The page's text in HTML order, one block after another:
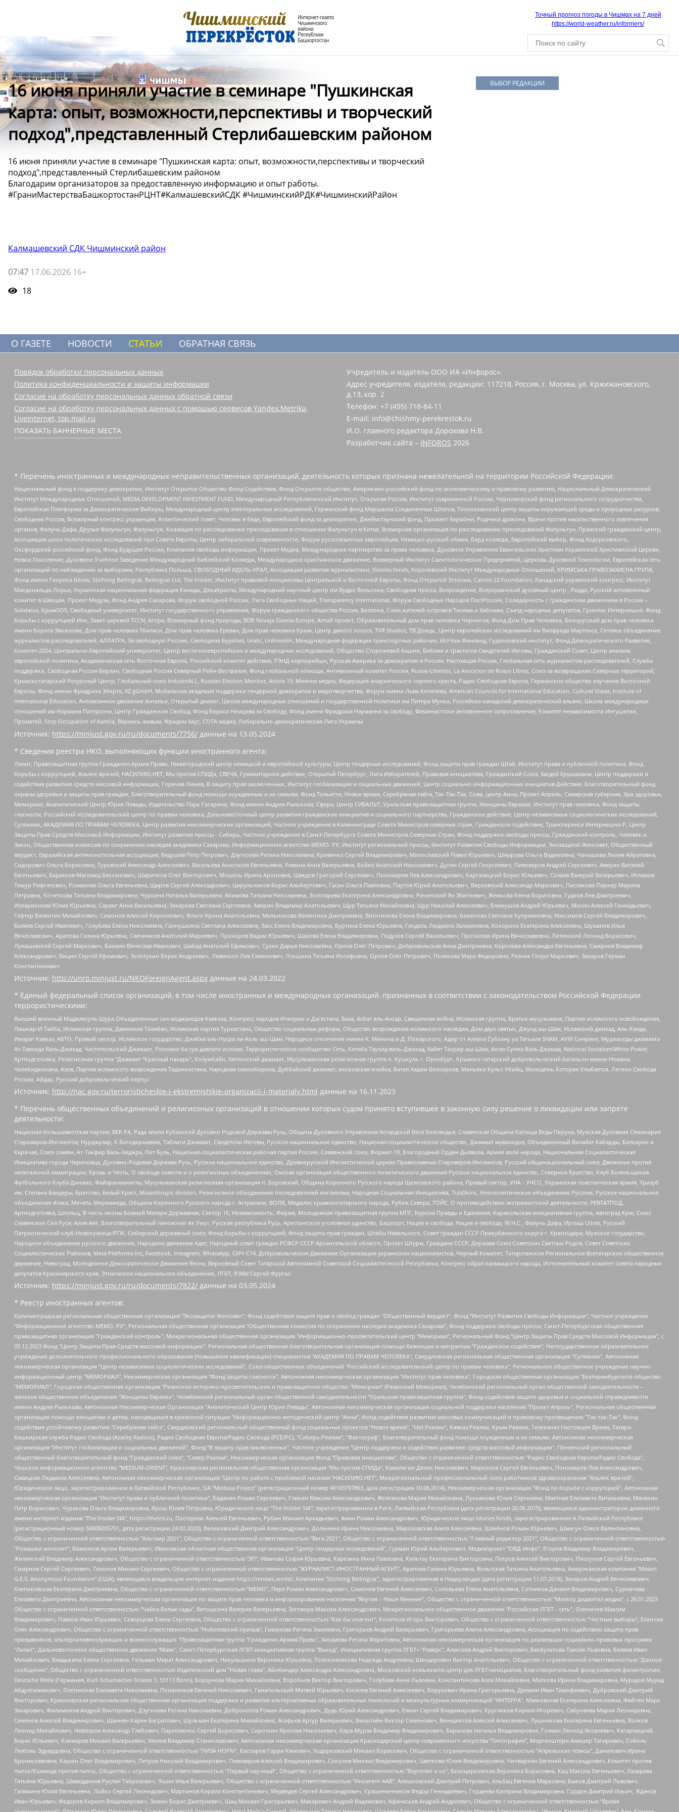
Точный прогноз погоды в Чишмах на 7 дней
https://world-weather.ru/informers/
16 июня приняли участие в семинаре "Пушкинская
карта: опыт, возможности,перспективы и творческий
подход",представленный Стерлибашевским районом
16 июня приняли участие в семинаре "Пушкинская карта: опыт, возможности,перспективы и творческий
подход",представленный Стерлибашевским районом
Благодарим организаторов за предоставленную информацию и опыт работы.
#ГраниМастерстваБашкортостанРЦНТ#КалмашевскийСДК #ЧишминскийРДК#ЧишминскийРайон
Калмашевский СДК Чишминский район
07:47 17.06.2026 16+
18
ВЫБОР РЕДАКЦИИ
О ГАЗЕТЕ НОВОСТИ СТАТЬИ ОБРАТНАЯ СВЯЗЬ
Порядок обработки персональных данных
Политика конфиденциальности и защиты информации
Согласие на обработку персональных данных обратной связи
Согласие на обработку персональных данных с помощью сервисов Yandex.Metrika,
LiveInternet, top.mail.ru
ПОКАЗАТЬ БАННЕРНЫЕ МЕСТА
Учредитель и издатель ООО ИА «Инфорос».
Адрес учредителя, издателя, редакции: 117218, Россия, г. Москва, ул. Кржижановского,
д.13, кор. 2
Телефон: +7 (495) 718-84-11
E-mail: info@chishmy-perekrestok.ru
И.О. главного редактора Дорохова Н.В.
Разработчик сайта – INFOROS 2026
* Перечень иностранных и международных неправительственных организаций, деятельность которых признана нежелательной на территории Российской Федерации:
Национальный фонд в поддержку демократии, Институт Открытое Общество Фонд Содействия, Фонд Открытое общество, Американо-российский фонд по экономическому и правовому развитию, Национальный Демократический
Институт Международных Отношений, MEDIA DEVELOPMENT INVESTMENT FUND, Международный Республиканский Институт, Открытая Россия, Институт современной России, Черноморский фонд регионального сотрудничества,
Европейская Платформа за Демократические Выборы, Международный центр электоральных исследований, Германский фонд Маршалла Соединенных Штатов, Тихоокеанский центр защиты окружающей среды и природных ресурсов,
Свободная Россия, Всемирный конгресс украинцев, Атлантический совет, Человек в беде, Европейский фонд за демократию, Джеймстаунский фонд, Прожект Хармони, Родники дракона, Врачи против насильственного извлечения
органов, Фалунь Дафа, Друзья Фалуньгун, Фалуньгун, Коалиция по расследованию преследования в отношении Фалуньгун в Китае, Всемирная организация по расследованию преследований Фалуньгун, Пражский гражданский центр,
Ассоциация школ политических исследований при Совете Европы, Центр либеральной современности, Форум русскоязычных европейцев, Немецко-русский обмен, Бард колледж, Европейский выбор, Фонд Ходорковского,
Оксфордский российский фонд, Фонд Будущее России, Компания свободы информации, Проект Медиа, Международное партнерство за права человека, Духовное Управление Евангельских Христиан Украинской Христианской Церкви,
Новое Поколение, Духовное Учебное Заведение Международный Библейский Колледж, Международное христианское движение, Всемирный Институт Саентологических Предприятий, Церковь Духовной Технологии, Европейская сеть
организаций по наблюдению за выборами, Республика Польша, СВОБОДНЫЙ ИДЕЛЬ-УРАЛ, Ассоциация развития журналистики, IStories fonds, Королевский Институт Международных Отношений, КРИМСЬКА ПРАВОЗАХИСНА ГРУПА,
Фонд имени Генриха Бёлля, Stichting Bellingcat, Bellingcat Ltd, The Insider, Институт правовой инициативы Центральной и Восточной Европы, Фонд Открытой Эстонии, Calvert 22 Foundation, Канадский украинский конгресс, Институт
Макдональда-Лорье, Украинская национальная федерация Канады, Декабристы, Международный научный центр им Вудро Вильсона, Свободная пресса, Возрождение, Всеукраинский духовный центр , Риддл, Русский антивоенный
комитет в Швеции, Проект Медуза, Фонд Андрея Сахарова, Форум свободной России, Лига Свободных Наций, Transparеncy International, Форум Свободных Народов ПостРоссии, Солидарность с гражданским движением в России –
Solidarus, КрымSOS, Свободный университет, Институт государственного управления, Форум гражданского общества Россия, Беллона, Союз жителей островов Тисима и Хабомаи, Съезд народных депутатов, Гринпис Интернешнл, Фонд
борьбы с коррупцией Инк, Завет церквей TCCN, Агора, Всемирный фонд природы, BDR Novaja Gazeta-Europe, Алтай проект, Образовательный дом прав человека Чернигов, Фонд Дом Прав Человека, Белорусский дом прав человека
имени Бориса Звозскова, Дом прав человека Тбилиси, Дом прав человека Ереван, Дом прав человека Крым, Центр дикого лосося, TVR Studios, ТВ Дождь, Центр европейских исследований им Вилфрида Мартенса, Сетевое объединение
журналистов расследователей, АЛЛАТРА, За свободную Россию, Свободная Бурятия, Uralic, UnKremlin, Международная федерация транспортных рабочих, ИстЧам Финланд, Гудзоновский институт, Фонд Демократического Развития,
Комитет-2024, Центрально-Европейский университет, Центр восточноевропейских и международных исследований, Общество Сторожевой башни, Библии и трактатов Свидетелей Иеговы, Гражданский Совет, Центр анализа
европейской политики, Академическая сеть Восточная Европа, Российский комитет действия, РЭНД корпорейшн, Русская Америка за демократию в России, Настоящая Россия, Глобальная сеть журналистов-расследователей, Служба
поддержки, Свободная Россия Берлин, Свободная Россия Северный Рейн-Вестфалия, Фонд глобальной помощи, Антивоенный комитет России, Russie-Libertes, La Asocicion de Rusos Libres, Союз за возвращение Северных территорий,
Крымскотатарский Ресурсный Центр, Глобальный союз IndustriALL, Russian Election Monitor, Article 19, Мнение медиа, Федерация анархического черного креста, Радио Свободная Европа, Германское общество изучения Восточной
Европы, Фонд имени Фридриха Эберта, XZ gGmbH, Мобильная академия поддержки гендерной демократии и миротворчества, Форум имени Льва Копелева, American Councils for International Education, Cultural Vistas, Institute of
International Education, Антивоенное движение Антальи, Открытый диалог, Школа международных отношений и государственной политики им Питера Мунка, Российско-канадский демократический альянс, Школа международных
отношений им Нормана Патерсона, Центр Гражданских Свобод, Фонд Бориса Немцова за Свободу, Фонд имени Фридриха Науманна за свободу, Феминистское антивоенное сопротивление, Комитет независимости Ингушетии,
Прометей, Stop Occupation of Karelia, Вернись живым, Фридом Хаус, СОТА медиа, Либерально-демократическая Лига Украины
Источник: https://minjust.gov.ru/ru/documents/7756/ данные на 13.05.2024
* Сведения реестра НКО, выполняющих функции иностранного агента:
Лилит, Правозащитная группа Гражданин.Армия.Право, Нижегородский центр немецкой и европейской культуры, Центр гендерных исследований, Фонд защиты прав граждан Штаб, Институт права и публичной политики, Фонд
борьбы с коррупцией, Альянс врачей, НАСИЛИЮ.НЕТ, Мы против СПИДа, СВЕЧА, Гуманитарное действие, Открытый Петербург, Лига Избирателей, Правовая инициатива, Гражданский Союз, Хасдей Ерушалаим, Центр поддержки и
содействия развитию средств массовой информации, Горячая Линия, В защиту прав заключенных, Институт глобализации и социальных движений, Центр социально-информационных инициатив Действие, Благотворительный фонд
охраны здоровья и защиты прав граждан, Благотворительный фонд помощи осужденным и их семьям, Фонд Тольятти, Новое время, Серебряная тайга, Так-Так-Так, Сова, центр Анна, Проект Апрель, Самарская губерния, Эра здоровья,
Мемориал, Аналитический Центр Юрия Левады, Издательство Парк Гагарина, Фонд имени Андрея Рылькова, Сфера, Центр СИБАЛЬТ, Уральская правозащитная группа, Женщины Евразии, Институт прав человека, Фонд защиты
гласности, Российский исследовательский центр по правам человека, Дальневосточный центр развития гражданских инициатив и социального партнерства, Гражданское действие, Центр независимых социологических исследований,
Сутяжник, АКАДЕМИЯ ПО ПРАВАМ ЧЕЛОВЕКА, Центр развития некоммерческих организаций, Частное учреждение в Калининграде Совета Министров северных стран, Гражданское содействие, Трансперенси Интернешнл-Р, Центр
Защиты Прав Средств Массовой Информации, Институт развития прессы - Сибирь, Частное учреждение в Санкт-Петербурге Совета Министров Северных Стран, Фонд поддержки свободы прессы, Гражданский контроль, Человек и
Закон, Общественная комиссия по сохранению наследия академика Сахарова, Информационное агентство МЕМО. РУ, Институт региональной прессы, Институт Развития Свободы Информации, Экозащита!-Женсовет, Общественный
вердикт, Евразийская антимонопольная ассоциация, Бедушев Петр Петрович, Дзугкоева Регина Николаевна, Кривенко Сергей Владимирович, Милославский Павел Юрьевич, Шнырова Ольга Вадимовна, Чанышева Лилия Айратовна,
Сидорович Ольга Борисовна, Туровский Александр Алексеевич, Васильева Анастасия Евгеньевна, Ривина Анна Валерьевна, Бойко Анатолий Николаевич, Дугин Сергей Георгиевич, Пивоваров Андрей Сергеевич, Аверин Виталий
Евгеньевич, Барахоев Магомед Бекханович, Шарипков Олег Викторович, Мошель Ирина Ароновна, Шведов Григорий Сергеевич, Пономарев Лев Александрович, Каргалицкий Борис Юльевич, Созаев Валерий Валерьевич, Исламов
Тимур Рифгатович, Романова Ольга Евгеньевна, Щаров Сергей Алексадрович, Цирульников Борис Альбертович, Гасан Ольга Павловна, Паутов Юрий Анатольевич, Верховский Александр Маркович, Пислакова-Паркер Марина
Петровна, Кочеткова Татьяна Владимировна, Чуркина Наталья Валерьевна, Акимова Татьяна Николаевна, Золотарева Екатерина Александровна, Рачинский Ян Збигневич, Жемкова Елена Борисовна, Гудков Лев Дмитриевич,
Илларионова Юлия Юрьевна, Саранг Анна Васильевна, Захарова Светлана Сергеевна, Аверин Владимир Анатольевич, Щур Татьяна Михайловна, Щур Николай Алексеевич, Блинушов Андрей Юрьевич, Мосин Алексей Геннадьевич,
Гефтер Валентин Михайлович, Симонов Алексей Кириллович, Флиге Ирина Анатольевна, Мельникова Валентина Дмитриевна, Вититинова Елена Владимировна, Баженова Светлана Куприяновна, Максимов Сергей Владимирович,
Беляев Сергей Иванович, Голубева Елена Николаевна, Ганнушкина Светлана Алексеевна, Закс Елена Владимировна, Буртина Елена Юрьевна, Гендель Людмила Залмановна, Кокорина Екатерина Алексеевна, Шуманов Илья
Вячеславович, Арапова Галина Юрьевна, Свечников Анатолий Мариевич, Прохоров Вадим Юрьевич, Шахова Елена Владимировна, Подузов Сергей Васильевич, Протасова Ирина Вячеславовна, Литинский Леонид Борисович,
Лукашевский Сергей Маркович, Бахмин Вячеслав Иванович, Шабад Анатолий Ефимович, Сухих Дарья Николаевна, Орлов Олег Петрович, Добровольская Анна Дмитриевна, Королева Александра Евгеньевна, Смирнов Владимир
Александрович, Вицин Сергей Ефимович, Золотухин Борис Андреевич, Левинсон Лев Семенович, Локшина Татьяна Иосифовна, Орлов Олег Петрович, Полякова Мара Федоровна, Резник Генри Маркович, Захаров Герман
Константинович
Источник: http://unro.minjust.ru/NKOForeignAgent.aspx данные на 24.03.2022
* Единый федеральный список организаций, в том числе иностранных и международных организаций, признанных в соответствии с законодательством Российской Федерации
террористическими:
Высший военный Маджлисуль Шура Объединенных сил моджахедов Кавказа, Конгресс народов Ичкерии и Дагестана, База, Асбат аль-Ансар, Священная война, Исламская группа, Братья-мусульмане, Партия исламского освобождения,
Лашкар-И-Тайба, Исламская группа, Движение Талибан, Исламская партия Туркестана, Общество социальных реформ, Общество возрождения исламского наследия, Дом двух святых, Джунд аш-Шам, Исламский джихад, Аль-Каида,
Имарат Кавказ, АБТО, Правый сектор, Исламское государство, Джабха аль-Нусра ли-Ахль аш-Шам, Народное ополчение имени К. Минина и Д. Пожарского, Аджр от Аллаха Субхану уа Тагьаля SHAM, АУМ Синрике, Муджахеды джамаата
Ат-Тавхида Валь-Джихад, Чистопольский Джамаат, Рохнамо ба суи давлати исломи, Террористическое сообщество Сеть, Катиба Таухид валь-Джихад, Хайят Тахрир аш-Шам, Ахлю Сунна Валь Джамаа, National Socialism/White Power,
Артподготовка, Религиозная группа “Джамаат “Красный пахарь”, Колумбайн, Хатлонский джамаат, Мусульманская религиозная группа п. Кушкуль г. Оренбург, Крымско-татарский добровольческий батальон имени Номана
Челебиджихана, Азов, Партия исламского возрождения Таджикистана, Народная самооборона, Дуббайский джамаат, московская ячейка, Батал-Хаджи Белхороев, Маньяки Культ Убийц, Молодёжь Которая Улыбается, Легион Свобода
России, Айдар, Русский добровольческий корпус
Источник: http://nac.gov.ru/terroristicheskie-i-ekstremistskie-organizacii-i-materialy.html данные на 16.11.2023
* Перечень общественных объединений и религиозных организаций в отношении которых судом принято вступившее в законную силу решение о ликвидации или запрете
деятельности:
Национал-большевистская партия, ВЕК РА, Рада земли Кубанской Духовно Родовой Державы Русь, Община Духовного Управления Асгардской Веси Беловодья, Славянская Община Капища Веды Перуна, Мужская Духовная Семинария
Староверов-Инглингов, Нурджулар, К Богодержавию, Таблиги Джамаат, Свидетели Иеговы, Русское национальное единство, Национал-социалистическое общество, Джамаат мувахидов, Объединенный Вилайат Кабарды, Балкарии и
Карачая, Союз славян, Ат-Такфир Валь-Хиджра, Пит Буль, Национал-социалистическая рабочая партия России, Славянский союз, Формат-18, Благородный Орден Дьявола, Армия воли народа, Национальная Социалистическая
Инициатива города Череповца, Духовно-Родовая Держава Русь, Русское национальное единство, Древнерусской Инглистической церкви Православных Староверов-Инглингов, Русский общенациональный союз, Движение против
нелегальной иммиграции, Кровь и Честь, О свободе совести и о религиозных объединениях, Омская организация общественного политического движения Русское национальное единство, Северное Братство, Клуб Болельщиков
Футбольного Клуба Динамо, Файзрахманисты, Мусульманская религиозная организация п. Боровский, Община Коренного Русского народа Щелковского района, Правый сектор, УНА - УНСО, Украинская повстанческая армия, Тризуб
им. Степана Бандеры, Братство, Белый Крест, Misanthropic division, Религиозное объединение последователей инглиизма, Народная Социальная Инициатива, TulaSkins, Этнополитическое объединение Русские, Русское национальное
объединение Атака, Мечеть Мирмамеда, Община Коренного Русского народа г. Астрахани, ВОЛЯ, Меджлис крымскотатарского народа, Рубеж Севера, ТОЙС, О противодействии экстремистской деятельности, РЕВТАТПОД,
Артподготовка, Штольц, В честь иконы Божией Матери Державная, Сектор 16, Независимость, Фирма, Молодежная правозащитная группа МПГ, Курсом Правды и Единения, Каракольская инициативная группа, Автоград Крю, Союз
Славянских Сил Руси, Алля-Аят, Благотворительный пансионат Ак Умут, Русская республика Русь, Арестантское уголовное единство, Башкорт, Нация и свобода, Нация и свобода, W.H.С., Фалунь Дафа, Иртыш Ultras, Русский
Патриотический клуб-Новокузнецк/РПК, Сибирский державный союз, Фонд борьбы с коррупцией, Фонд защиты прав граждан, Штабы Навального, Совет граждан СССР Прикубанского округа г. Краснодара, Мужское государство,
Народное объединение русского движения, Народное движение Адат, Народный совет граждан РСФСР СССР Архангельской области, Проект Штурм, Граждане СССР, Держава Союз Советских Светлых Родов, Совет Советских
Социалистических Районов, Meta Platforms Inc, Facebook, Instagram, WhatsApp, СИЧ-С14, Добровольческое Движение Организации украинских националистов, Черный Комитет, Татарстанское Региональное Всетатарское общественное
движение, Невоград, Молодежное Демократическое Движение Весна, Верховный Совет Татарской Автономной Советской Социалистической Республики, Конгресс ойрат-калмыцкого народа, Исполнительный комитет совета народных
депутатов Красноярского края, Этническое национальное объединение, ЛГБТ, Я.МЫ Сергей Фургал
Источник: https://minjust.gov.ru/ru/documents/7822/ данные на 03.05.2024
* Реестр иностранных агентов:
Калининградская региональная общественная организация "Экозащита!-Женсовет", Фонд содействия защите прав и свобод граждан "Общественный вердикт", Фонд "Институт Развития Свободы Информации", Частное учреждение "Информационное агентство МЕМО. РУ", Региональная общественная организация "Общественная комиссия по сохранению наследия академика Сахарова", Фонд поддержки свободы прессы, Санкт-Петербургская общественная правозащитная организация "Гражданский контроль", Межрегиональная общественная организация "Информационно-просветительский центр "Мемориал", Региональный Фонд "Центр Защиты Прав Средств Массовой Информации", с 05.12.2023 Фонд "Центр Защиты Прав Средств массовой информации", Региональная общественная благотворительная организация помощи беженцам и мигрантам "Гражданское содействие", Негосударственное образовательное учреждение дополнительного профессионального образования (повышение квалификации) специалистов "АКАДЕМИЯ ПО ПРАВАМ ЧЕЛОВЕКА", Свердловская региональная общественная организация "Сутяжник", Автономная некоммерческая организация "Центр независимых социологических исследований", Союз общественных объединений "Российский исследовательский центр по правам человека", Региональное общественное учреждение научно-информационный центр "МЕМОРИАЛ", Некоммерческая организация "Фонд защиты гласности", Автономная некоммерческая организация "Институт прав человека", Городская общественная организация "Екатеринбургское общество "МЕМОРИАЛ", Городская общественная организация "Рязанское историко-просветительское и правозащитное общество "Мемориал" (Рязанский Мемориал), Челябинский региональный орган общественной самодеятельности – женское общественное объединение "Женщины Евразии", Челябинский региональный орган общественной самодеятельности "Уральская правозащитная группа", Фонд содействия защите здоровья и социальной справедливости имени Андрея Рылькова, Автономная Некоммерческая Организация "Аналитический Центр Юрия Левады", Автономная некоммерческая организация социальной поддержки населения "Проект Апрель", Региональная общественная организация помощи женщинам и детям, находящимся в кризисной ситуации "Информационно-методический центр "Анна", Фонд содействия развитию массовых коммуникаций и правовому просвещению "Так-так-Так", Фонд содействия устойчивому развитию "Серебряная тайга", Свердловский региональный общественный фонд социальных проектов "Новое время", "Idel.Реалии", Кавказ.Реалии, Крым.Реалии, Телеканал Настоящее Время, Татаро-башкирская служба Радио Свобода (Azatliq Radiosi), Радио Свободная Европа/Радио Свобода (PCE/PC), "Сибирь.Реалии", "Фактограф", Благотворительный фонд помощи осужденным и их семьям, Автономная некоммерческая организация "Институт глобализации и социальных движений", Фонд "В защиту прав заключенных", Частное учреждение "Центр поддержки и содействия развитию средств массовой информации", Пензенский региональный общественный благотворительный фонд "Гражданский союз", "Север.Реалии", Некоммерческая организация Фонд "Правовая инициатива", Общество с ограниченной ответственностью "Радио Свободная Европа/Радио Свобода", Чешское информационное агентство "MEDIUM-ORIENT", Красноярская региональная общественная организация "Мы против СПИДа", Камалягин Денис Николаевич, Маркелов Сергей Евгеньевич, Пономарев Лев Александрович, Савицкая Людмила Алексеевна, Автономная некоммерческая организация "Центр по работе с проблемой насилия "НАСИЛИЮ.НЕТ", Межрегиональный профессиональный союз работников здравоохранения "Альянс врачей", Юридическое лицо, зарегистрированное в Латвийской Республике, SIA "Medusa Project" (регистрационный номер 40103797863, дата регистрации 10.06.2014), Некоммерческая организация "Фонд по борьбе с коррупцией", Автономная некоммерческая организация "Институт права и публичной политики", Баданин Роман Сергеевич, Гликин Максим Александрович, Железнова Мария Михайловна, Лукьянова Юлия Сергеевна, Маетная Елизавета Витальевна, Маняхин Петр Борисович, Чуракова Ольга Владимировна, Ярош Юлия Петровна, Юридическое лицо "The Insider SIA", зарегистрированное в Риге, Латвийская Республика (дата регистрации 26.06.2015), являющееся администратором доменного имени интернет-издания "The Insider SIA", https://theins.ru, Постернак Алексей Евгеньевич, Рубин Михаил Аркадьевич, Анин Роман Александрович, Юридическое лицо Istories fonds, зарегистрированное в Латвийской Республике (регистрационный номер 50008295751, дата регистрации 24.02.2020), Великовский Дмитрий Александрович, Долинина Ирина Николаевна, Мароховская Алеся Алексеевна, Шлейнов Роман Юрьевич, Шмагун Олеся Валентиновна, Общество с ограниченной ответственностью "Альтаир 2021", Общество с ограниченной ответственностью "Вега 2021", Общество с ограниченной ответственностью "Главный редактор 2021", Общество с ограниченной ответственностью "Ромашки монолит", Важенков Артем Валерьевич, Ивановская областная общественная организация "Центр гендерных исследований", Гурман Юрий Альбертович, Медиапроект "ОВД-Инфо", Егоров Владимир Владимирович, Жилинский Владимир Александрович, Общество с ограниченной ответственностью "ЗП", Иванова София Юрьевна, Карезина Инна Павловна, Кильтау Екатерина Викторовна, Петров Алексей Викторович, Пискунов Сергей Евгеньевич, Смирнов Сергей Сергеевич, Тихонов Михаил Сергеевич, Общество с ограниченной ответственностью "ЖУРНАЛИСТ-ИНОСТРАННЫЙ АГЕНТ", Арапова Галина Юрьевна, Вольтская Татьяна Анатольевна, Американская компания "Mason G.E.S. Anonymous Foundation" (США), являющаяся владельцем интернет-издания https://mnews.world/, Компания "Stichting Bellingcat", зарегистрированная в Нидерландах (дата регистрации 11.07.2018), Захаров Андрей Вячеславович, Клепиковская Екатерина Дмитриевна, Общество с ограниченной ответственностью "МЕМО", Перл Роман Александрович, Симонов Евгений Алексеевич, Соловьева Елена Анатольевна, Сотников Даниил Владимирович, Сурначева Елизавета Дмитриевна, Автономная некоммерческая организация по защите прав человека и информированию населения "Якутия – Наше Мнение", Общество с ограниченной ответственностью "Москоу диджитал медиа", с 26.01.2023 Общество с ограниченной ответственностью "Чайка Белые сады", Ветошкина Валерия Валерьевна, Заговора Максим Александрович, Межрегиональное общественное движение "Российская ЛГБТ - сеть", Оленичев Максим Владимирович, Павлов Иван Юрьевич, Скворцова Елена Сергеевна, Общество с ограниченной ответственностью "Как бы инагент", Кочетков Игорь Викторович, Общество с ограниченной ответственностью "Честные выборы", Еланчик Олег Александрович, Общество с ограниченной ответственностью "Нобелевский призыв", Гималова Регина Эмилевна, Григорьев Андрей Валерьевич, Григорьева Алина Александровна, Ассоциация по содействию защите прав призывников, альтернативнослужащих и военнослужащих "Правозащитная группа "Гражданин.Армия.Право", Хисамова Регина Фаритовна, Автономная некоммерческая организация по реализации социально-правовых программ "Лилит", Дальневосточное общественное движение "Маяк", Санкт-Петербургская ЛГБТ-инициативная группа "Выход", Инициативная группа ЛГБТ+ "Реверс", Алексеев Андрей Викторович, Бекбулатова Таисия Львовна, Беляев Иван Михайлович, Владыкина Елена Сергеевна, Гельман Марат Александрович, Никульшина Вероника Юрьевна, Толоконникова Надежда Андреевна, Шендерович Виктор Анатольевич, Общество с ограниченной ответственностью "Данное сообщение", Общество с ограниченной ответственностью Издательский дом "Новая глава", Айнбиндер Александра Александровна, Московский комьюнити-центр для ЛГБТ+инициатив, Благотворительный фонд развития филантропии, Deutsche Welle (Германия, Kurt-Schumacher-Strasse 3, 53113 Bonn), Борзунова Мария Михайловна, Воробьев Виктор Викторович, Голубева Анна Львовна, Константинова Алла Михайловна, Малкова Ирина Владимировна, Мурадов Мурад Абдулгалимович, Осетинская Елизавета Николаевна, Понасенков Евгений Николаевич, Ганапольский Матвей Юрьевич, Киселев Евгений Алексеевич, Борухович Ирина Григорьевна, Дремин Иван Тимофеевич, Дубровский Дмитрий Викторович, Красноярская региональная общественная организация поддержки и развития альтернативных образовательных технологий и межкультурных коммуникаций "ИНТЕРРА", Маяковская Екатерина Алексеевна, Фейгин Марк Захарович, Филимонов Андрей Викторович, Дзугкоева Регина Николаевна, Доброхотов Роман Александрович, Дудь Юрий Александрович, Елкин Сергей Владимирович, Кругликов Кирилл Игоревич, Сабунаева Мария Леонидовна, Семенов Алексей Владимирович, Шаинян Карен Багратович, Шульман Екатерина Михайловна, Асафьев Артур Валерьевич, Вахштайн Виктор Семенович, Венедиктов Алексей Алексеевич, Лушникова Екатерина Евгеньевна, Волков Леонид Михайлович, Невзоров Александр Глебович, Пархоменко Сергей Борисович, Сироткин Ярослав Николаевич, Кара-Мурза Владимир Владимирович, Баранова Наталья Владимировна, Гозман Леонид Яковлевич, Кагарлицкий Борис Юльевич, Климарев Михаил Валерьевич, Милов Владимир Станиславович, Автономная некоммерческая организация Краснодарский центр современного искусства "Типография", Моргенштерн Алишер Тагирович, Соболь Любовь Эдуардовна, Общество с ограниченной ответственностью "ЛИЗА НОРМ", Каспаров Гарри Кимович, Ходорковский Михаил Борисович, Общество с ограниченной ответственностью "Апрельские тезисы", Данилович Ирина Брониславовна, Кашин Олег Владимирович, Петров Николай Владимирович, Пивоваров Алексей Владимирович, Соколов Михаил Владимирович, Цветкова Юлия Владимировна, Чичваркин Евгений Александрович, Комитет против пыток/Команда против пыток, Общество с ограниченной ответственностью "Первый научный", Общество с ограниченной ответственностью "Вертолет и ко", Белоцерковская Вероника Борисовна, Кац Максим Евгеньевич, Лазарева Татьяна Юрьевна, Шаведдинов Руслан Табризович, Яшин Илья Валерьевич, Общество с ограниченной ответственностью "Иноагент ААВ", Алешковский Дмитрий Петрович, Альбац Евгения Марковна, Быков Дмитрий Львович, Галямина Юлия Евгеньевна, Лойко Сергей Леонидович, Мартынов Кирилл Константинович, Медведев Сергей Александрович, Крашенинников Федор Геннадиевич, Гордеева Катерина Вл